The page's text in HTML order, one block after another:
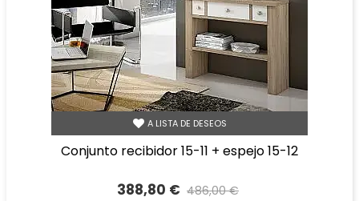
A LISTA DE DESEOS
conjunto recibidor 15-11 + espejo 15-12
388,80 € 486,00 €